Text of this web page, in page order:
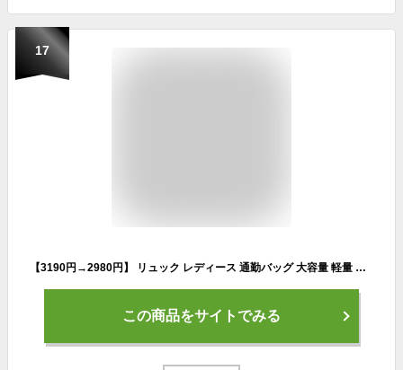
17
【3190円→2980円】 リュック レディース 通勤バッグ 大容量 軽量 ミニリュック おしゃれ 小さめ 大人 ナイロン 50代 旅行用 通学 女子 撥水 軽い きれいめ 旅行 コンパクト 大人かわいい 大人可愛い 女性 トート 黒 女の子 キッズ td 秋 プレゼント ギフト
この商品をサイトでみる